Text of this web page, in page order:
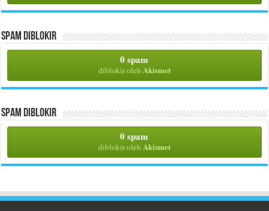
Spam Diblokir
0 spam
diblokir oleh Akismet
Spam Diblokir
0 spam
diblokir oleh Akismet